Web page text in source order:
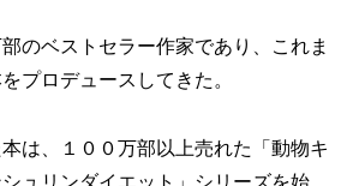
のベストセラー作家であり、これま
プロデュースしてきた。
は、１００万部以上売れた「動物キ
ュリンダイエット」シリーズを始